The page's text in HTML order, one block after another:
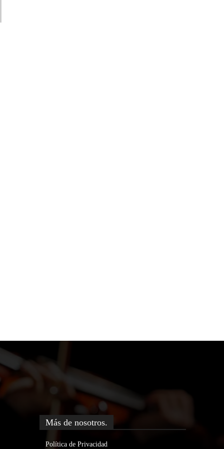
Más de nosotros.
Política de Privacidad